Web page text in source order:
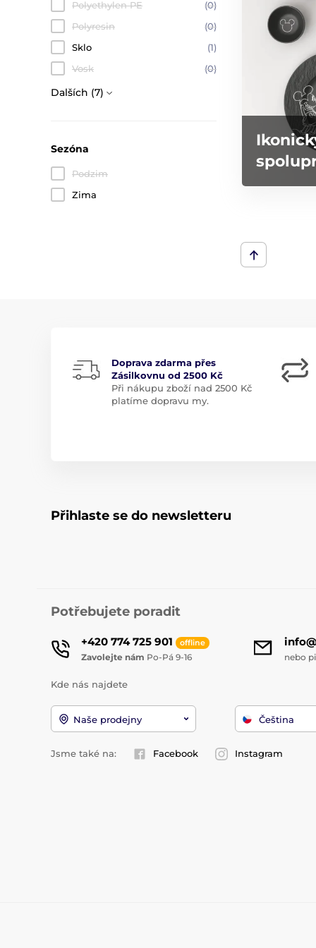
Polyethylen PE
(0)
Polyresin
(0)
Sklo
(1)
Vosk
(0)
Dalších (7)
Sezóna
Podzim
Zima
Doprava zdarma přes
Zásilkovnu od 2500 Kč
Při nákupu zboží nad 2500 Kč
platíme dopravu my.
Přihlaste se do newsletteru
Potřebujete poradit
+420 774 725 901 offline
Zavolejte nám Po-Pá 9-16 nebo
Kde nás najdete
Naše prodejny Čeština
Jsme také na: Facebook Instagram